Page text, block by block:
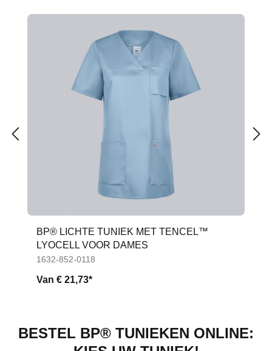
BP® LICHTE TUNIEK MET TENCEL™
LYOCELL VOOR DAMES
1632-852-0118
Van € 21,73*
BESTEL BP® TUNIEKEN ONLINE:
TUNIEKEN MET